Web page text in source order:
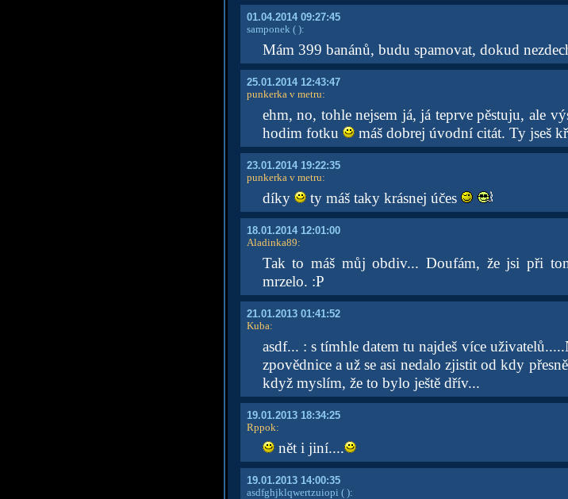
01.04.2014 09:27:45
samponek( ):
Mám 399 banánů, budu spamovat, dokud
25.01.2014 12:43:47
punkerka v metru:
ehm, no, tohle nejsem já, já teprve pěstuju, ale
hodim fotku
máš dobrej úvodní citát. Ty jseš
23.01.2014 19:22:35
punkerka v metru:
díky ty máš taky krásnej účes
18.01.2014 12:01:00
Aladinka89:
Tak to máš můj obdiv... Doufám, že jsi při
mrzelo. :P
21.01.2013 01:41:52
Kuba:
asdf... : s tímhle datem tu najdeš více
zpovědnice a už se asi nedalo zjistit od kdy
když myslím, že to bylo ještě dřív...
19.01.2013 18:34:25
Rppok:
nět i jiní....
19.01.2013 14:00:35
asdfghjklqwertzuiopi ( ):